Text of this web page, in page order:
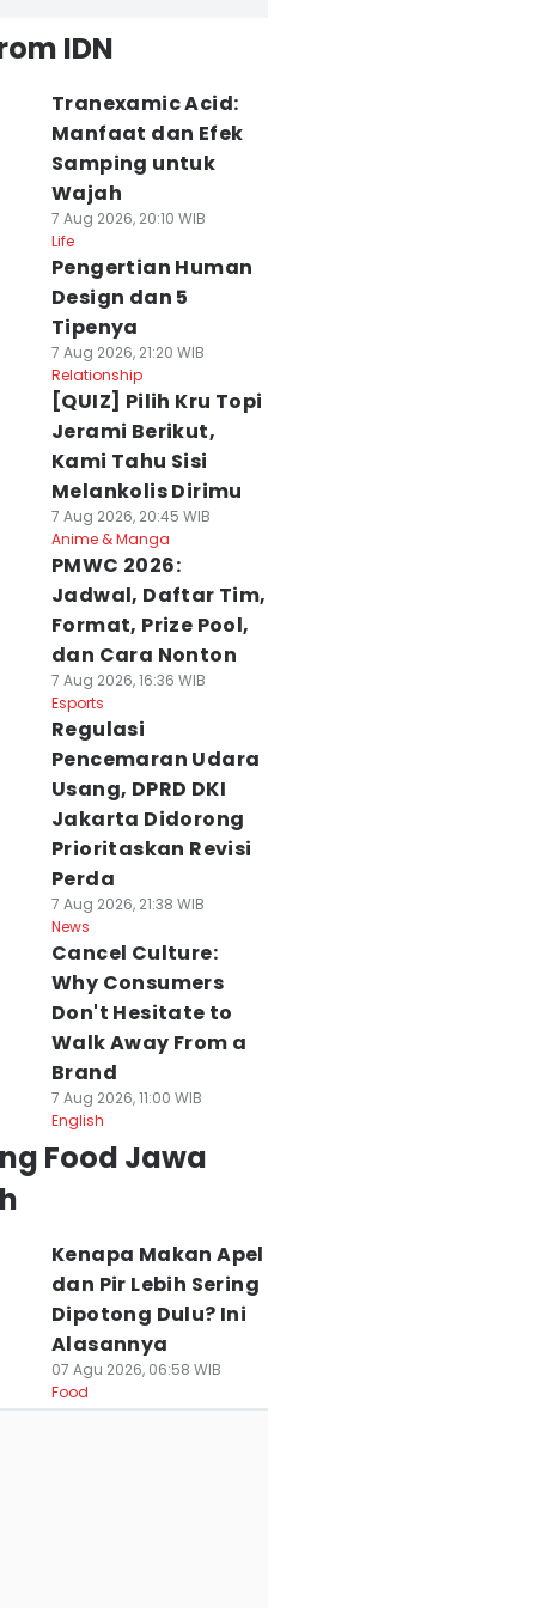
IDN
Tranexamic Acid:
Manfaat dan Efek
Samping untuk
Wajah
7 Aug 2026, 20:10 WIB
Life
Pengertian Human
Design dan 5
Tipenya
7 Aug 2026, 21:20 WIB
Relationship
[QUIZ] Pilih Kru Topi
Jerami Berikut,
Kami Tahu Sisi
Melankolis Dirimu
7 Aug 2026, 20:45 WIB
Anime & Manga
PMWC 2026:
Jadwal, Daftar Tim,
Format, Prize Pool,
dan Cara Nonton
7 Aug 2026, 16:36 WIB
Esports
Regulasi
Pencemaran Udara
Usang, DPRD DKI
Jakarta Didorong
Prioritaskan Revisi
Perda
7 Aug 2026, 21:38 WIB
News
Cancel Culture:
Why Consumers
Don't Hesitate to
Walk Away From a
Brand
7 Aug 2026, 11:00 WIB
English
Food Jawa
Kenapa Makan Apel
dan Pir Lebih Sering
Dipotong Dulu? Ini
Alasannya
07 Agu 2026, 06:58 WIB
Food